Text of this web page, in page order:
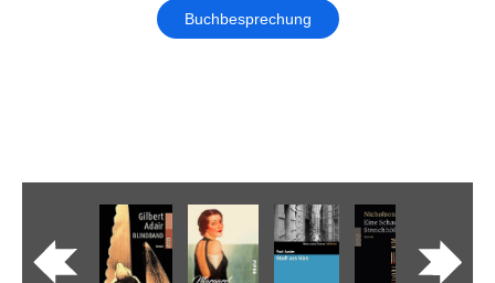
Buchbesprechung